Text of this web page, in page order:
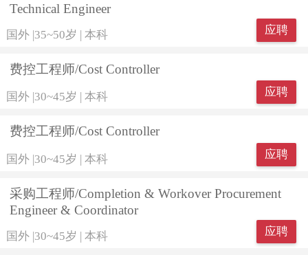
Technical Engineer
国外|35~50岁 | 本科 应聘
费控工程师/Cost Controller
国外| 30~45岁 本科 应聘
费控工程师/Cost Controller
国外|30~45岁 | 本科 应聘
采购工程师/Completion & Workover Procurement
Engineer & Coordinator
国外|30~45岁 | 本科 应聘